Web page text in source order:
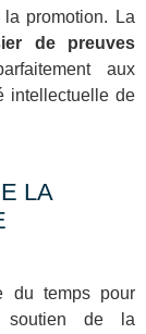
promotion. La
de preuves
aux
intellectuelle de
LA
du temps pour
soutien de la